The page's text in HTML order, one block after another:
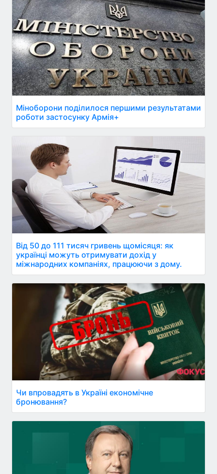
Міноборони поділилося першими результатами
роботи застосунку Армія+
Від 50 до 111 тисяч гривень щомісяця: як
українці можуть отримувати дохід у
міжнародних компаніях, працюючи з дому.
Чи впровадять в Україні економічне
бронювання?